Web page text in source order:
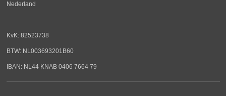
Nederland
KvK: 82523738
BTW: NL003693201B60
IBAN: NL44 KNAB 0406 7664 79